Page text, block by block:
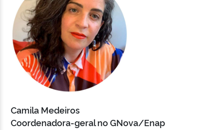
Camila Medeiros
Coordenadora-geral no GNova/Enap